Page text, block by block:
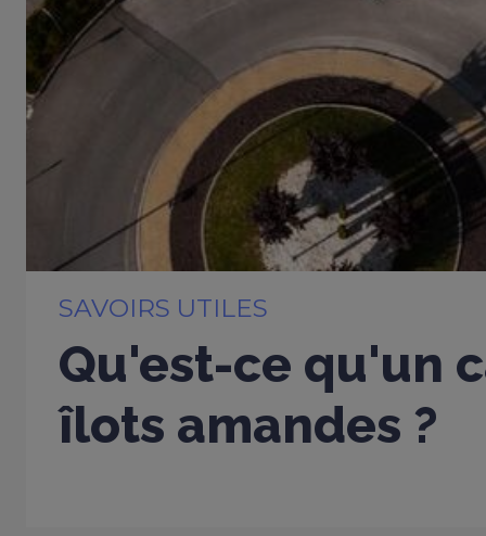
SAVOIRS UTILES
Qu'est-ce qu'un
îlots amandes ?